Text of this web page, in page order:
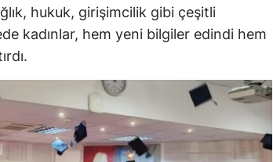
hukuk, girişimcilik gibi çeşitli
kadınlar, hem yeni bilgiler edindi hem